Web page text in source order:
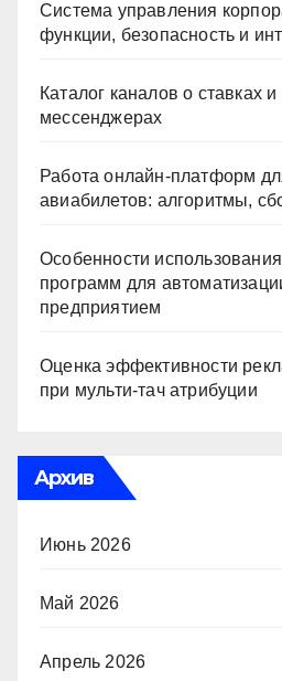
Система управления
функции, безопасность и
Каталог каналов о ставках
мессенджерах
Работа онлайн‑платформ
авиабилетов: алгоритмы,
Особенности
программ для
предприятием
Оценка эффективности
при мульти-тач атрибуции
Архив
Июнь 2026
Май 2026
Апрель 2026